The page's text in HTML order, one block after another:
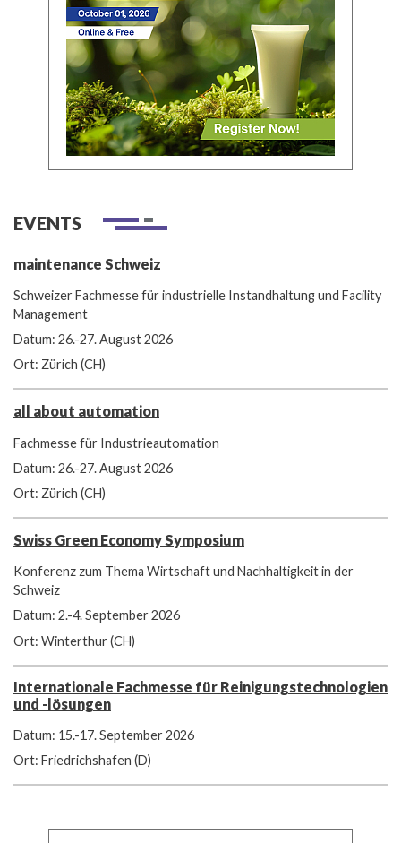
EVENTS
maintenance Schweiz
Schweizer Fachmesse für industrielle Instandhaltung und Facility
Management
Datum: 26.-27. August 2026
Ort: Zürich (CH)
all about automation
Fachmesse für Industrieautomation
Datum: 26.-27. August 2026
Ort: Zürich (CH)
Swiss Green Economy Symposium
Konferenz zum Thema Wirtschaft und Nachhaltigkeit in der
Schweiz
Datum: 2.-4. September 2026
Ort: Winterthur (CH)
Internationale Fachmesse für Reinigungstechnologien
und -lösungen
Datum: 15.-17. September 2026
Ort: Friedrichshafen (D)